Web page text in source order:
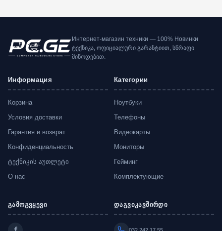
Интернет-магазин техники — 100% Новинки
ტექნიკა, ოფიციალური გარანტიით, სწრაფი
მიწოდებით.
Информация
Корзина
Условия доставки
Гарантия и возврат
Конфиденциальность
ტექნიკის აუთლეტი
О нас
Категории
Ноутбуки
Телефоны
Видеокарты
Мониторы
Гейминг
Комплектующие
გამოგვყევი დაგვიკავშირდი